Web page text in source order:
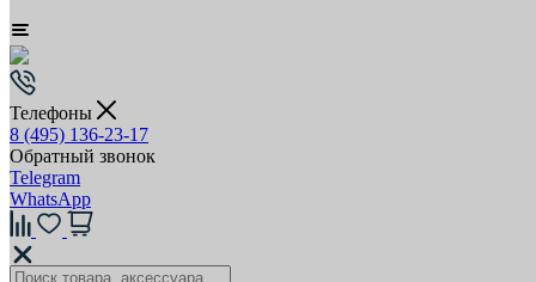
Телефоны
8 (495) 136-23-17
Обратный звонок
Telegram
WhatsApp